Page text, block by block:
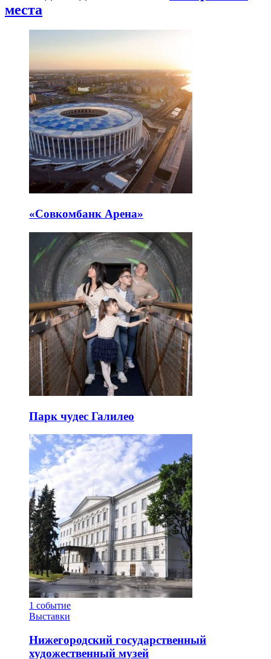
места
«Совкомбанк Арена⁠»
Парк чудес Галилео
1 событие
Выставки
Нижегородский государственный
художественный музей